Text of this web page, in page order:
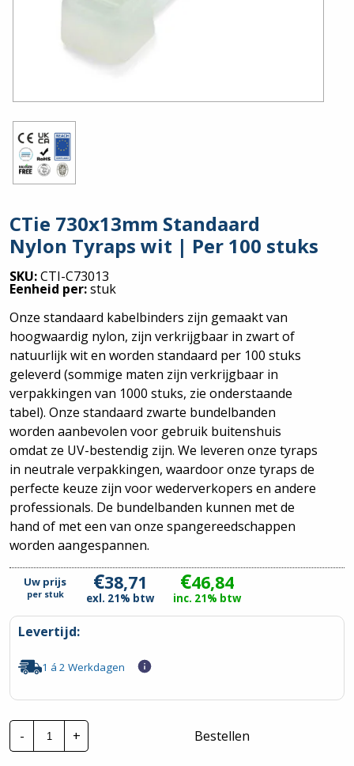
CTie 730x13mm Standaard
Nylon Tyraps wit | Per 100 stuks
SKU:CTI-C73013
Eenheid per:stuk
Onze standaard kabelbinders zijn gemaakt van
hoogwaardig nylon, zijn verkrijgbaar in zwart of
natuurlijk wit en worden standaard per 100 stuks
geleverd (sommige maten zijn verkrijgbaar in
verpakkingen van 1000 stuks, zie onderstaande
tabel). Onze standaard zwarte bundelbanden
worden aanbevolen voor gebruik buitenshuis
omdat ze UV-bestendig zijn. We leveren onze tyraps
in neutrale verpakkingen, waardoor onze tyraps de
perfecte keuze zijn voor wederverkopers en andere
professionals. De bundelbanden kunnen met de
hand of met een van onze spangereedschappen
worden aangespannen.
Uw prijs
per stuk €38,71
exl. 21% btw
€46,84
inc. 21% btw
Levertijd:
1 á 2 Werkdagen
-
CTie
730x13mm
Standaard
+ Bestellen